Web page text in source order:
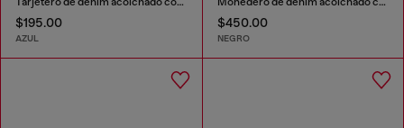
$195.00
AZUL
$450.00
NEGRO